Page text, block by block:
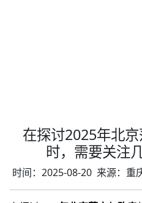
在探讨2025年北
时，需要关注
时间：2025-08-20 来源：重